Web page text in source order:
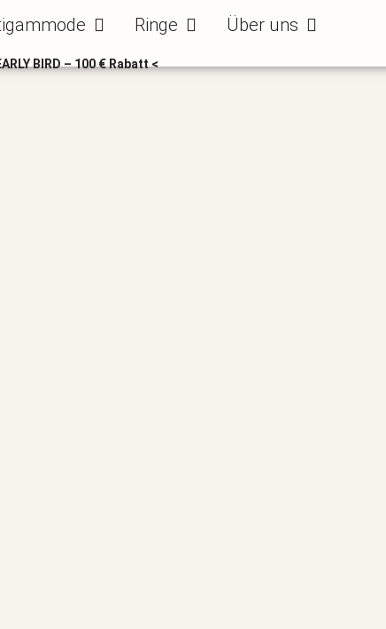
Öffne Bräutigammode
Ringe Öffne RingeÜber uns Öffne Über uns
BIRD – 100 € Rabatt <